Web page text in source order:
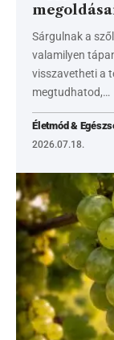
Sárgulnak a
valamilyen
visszavetheti a
megtudhatod,…
Életmód &
2026.07.18.